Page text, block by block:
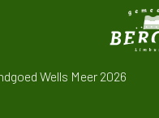
Wells Meer 2026